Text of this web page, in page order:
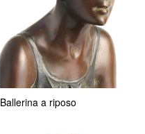
Ballerina a riposo